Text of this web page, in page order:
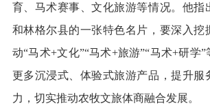
育、马术赛事、文化旅游等情况。他指
和林格尔县的一张特色名片，要深入挖
动“马术+文化”“马术+旅游”“马术+研学
更多沉浸式、体验式旅游产品，提升服
力，切实推动农牧文旅体商融合发展。